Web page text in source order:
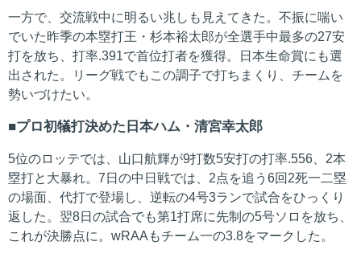
一方で、交流戦中に明るい兆しも見えてきた。不振に喘い
でいた昨季の本塁打王・杉本裕太郎が全選手中最多の27安
打を放ち、打率.391で首位打者を獲得。日本生命賞にも選
出された。リーグ戦でもこの調子で打ちまくり、チームを
勢いづけたい。
プロ初犠打決めた日本ハム・清宮幸太郎
5位のロッテでは、山口航輝が9打数5安打の打率.556、2本
塁打と大暴れ。7日の中日戦では、2点を追う6回2死一二塁
の場面、代打で登場し、逆転の4号3ランで試合をひっくり
返した。翌8日の試合でも第1打席に先制の5号ソロを放ち、
これが決勝点に。wRAAもチーム一の3.8をマークした。